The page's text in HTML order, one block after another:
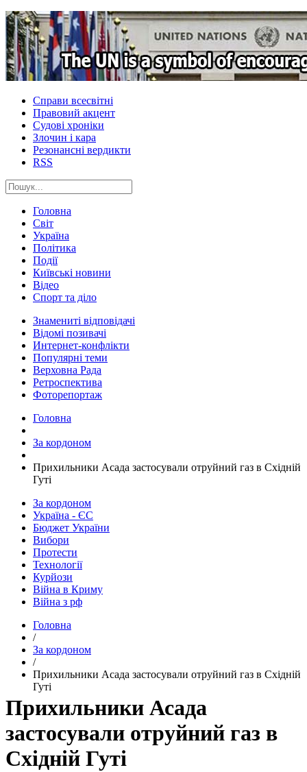
Справи всесвітні
Правовий акцент
Судові хроніки
Злочин і кара
Резонансні вердикти
RSS
Головна
Світ
Україна
Політика
Події
Київські новини
Відео
Спорт та діло
Знамениті відповідачі
Відомі позивачі
Интернет-конфлікти
Популярні теми
Верховна Рада
Ретроспектива
Фоторепортаж
Головна
За кордоном
​Прихильники Асада застосували отруйний газ в Східній
Гуті
За кордоном
Україна - ЄС
Бюджет України
Вибори
Протести
Технології
Курйози
Війна в Криму
Війна з рф
Головна
/
За кордоном
/
​Прихильники Асада застосували отруйний газ в Східній
Гуті
​Прихильники Асада
застосували отруйний газ в
Східній Гуті